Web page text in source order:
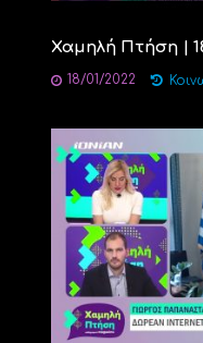
Χαμηλή Πτήση |
18/01/2022